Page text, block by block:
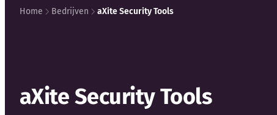
Home Bedrijven aXite Security Tools
aXite Security Tools